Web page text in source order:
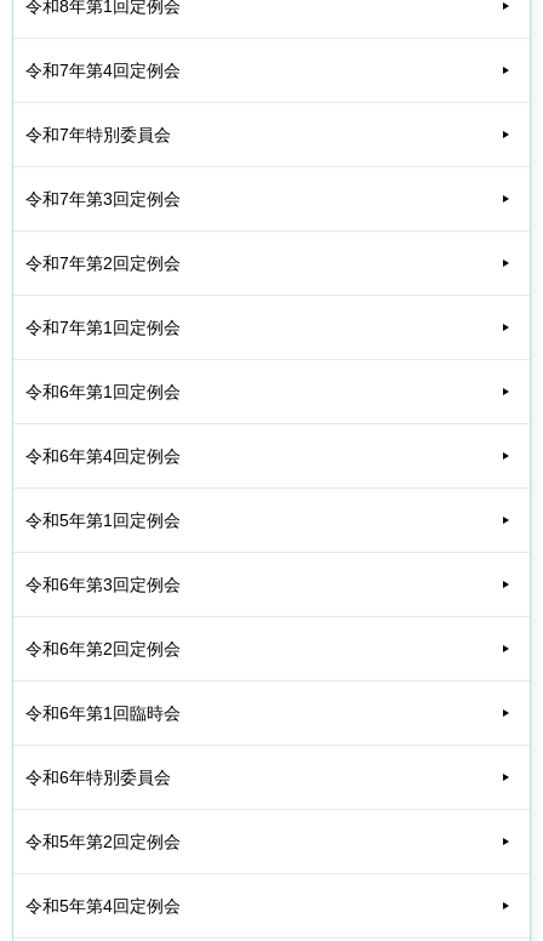
令和8年第1回定例会
令和7年第4回定例会
令和7年特別委員会
令和7年第3回定例会
令和7年第2回定例会
令和7年第1回定例会
令和6年第1回定例会
令和6年第4回定例会
令和5年第1回定例会
令和6年第3回定例会
令和6年第2回定例会
令和6年第1回臨時会
令和6年特別委員会
令和5年第2回定例会
令和5年第4回定例会